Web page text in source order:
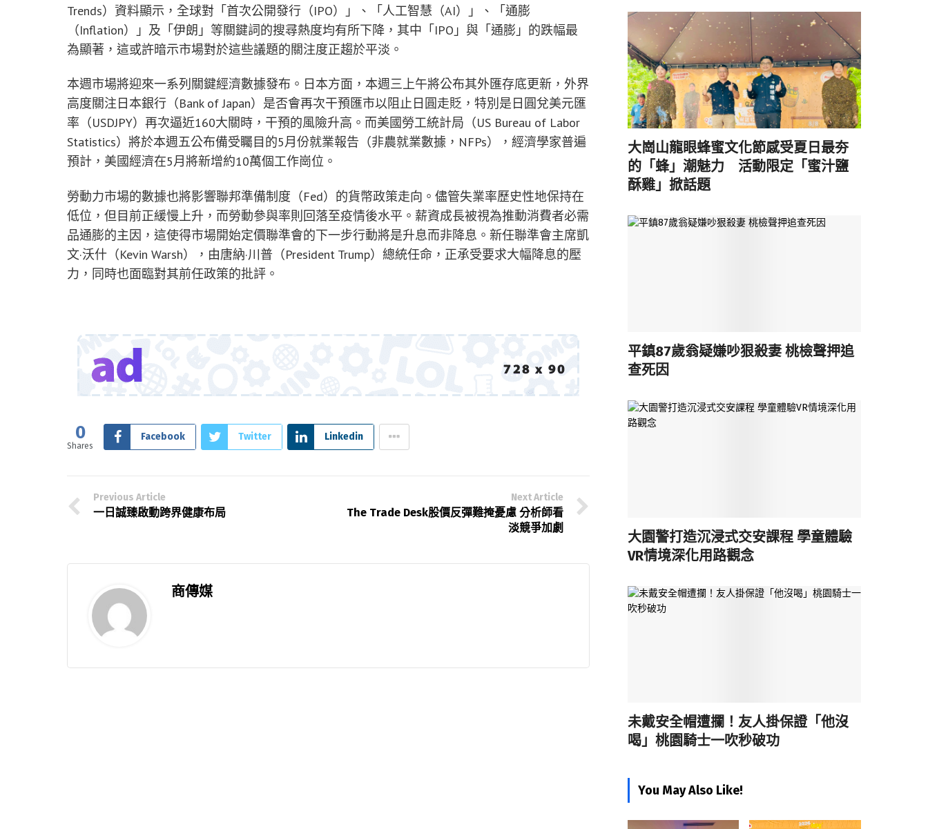
Trends）資料顯示，全球對「首次公開發行（IPO）」、「人工智慧（AI）」、「通膨
（Inflation）」及「伊朗」等關鍵詞的搜尋熱度均有所下降，其中「IPO」與「通膨」的跌幅最
為顯著，這或許暗示市場對於這些議題的關注度正趨於平淡。
本週市場將迎來一系列關鍵經濟數據發布。日本方面，本週三上午將公布其外匯存底更新，外界
高度關注日本銀行（Bank of Japan）是否會再次干預匯市以阻止日圓走貶，特別是日圓兌美元匯
率（USDJPY）再次逼近160大關時，干預的風險升高。而美國勞工統計局（US Bureau of Labor
Statistics）將於本週五公布備受矚目的5月份就業報告（非農就業數據，NFPs），經濟學家普遍
預計，美國經濟在5月將新增約10萬個工作崗位。
勞動力市場的數據也將影響聯邦準備制度（Fed）的貨幣政策走向。儘管失業率歷史性地保持在
低位，但目前正緩慢上升，而勞動參與率則回落至疫情後水平。薪資成長被視為推動消費者必需
品通膨的主因，這使得市場開始定價聯準會的下一步行動將是升息而非降息。新任聯準會主席凱
文·沃什（Kevin Warsh），由唐納·川普（President Trump）總統任命，正承受要求大幅降息的壓
力，同時也面臨對其前任政策的批評。
0
Shares
Facebook Twitter Linkedin
Previous Article
一日誠臻啟動跨界健康布局
Next Article
The Trade Desk股價反彈難掩憂慮 分析師看
淡競爭加劇
商傳媒
大崗山龍眼蜂蜜文化節感受夏日最夯
的「蜂」潮魅力 活動限定「蜜汁鹽
酥雞」掀話題
平鎮87歲翁疑嫌吵狠殺妻 桃檢聲押追
查死因
大園警打造沉浸式交安課程 學童體驗
VR情境深化用路觀念
未戴安全帽遭攔！友人掛保證「他沒
喝」桃園騎士一吹秒破功
You May Also Like!